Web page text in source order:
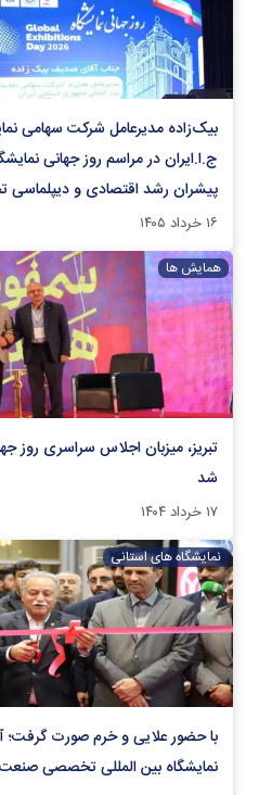
بیک‌زاده مدیرعامل شرکت سهامی
ج.ا.ایران در مراسم روز جهانی
پیشران رشد اقتصادی و دیپلماسی
۱۶ خرداد ۱۴۰۵
همایش ها
تبریز، میزبان اجلاس سراسری روز
شد
۱۷ خرداد ۱۴۰۴
نمایشگاه های استانی
با حضور علایی و خرم صورت گرفت؛
نمایشگاه بین المللی تخصصی صنعت